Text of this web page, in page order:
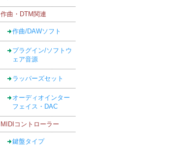
作曲・DTM関連
作曲/DAWソフト
プラグイン/ソフトウ
ェア音源
ラッパーズセット
オーディオインター
フェイス・DAC
MIDIコントローラー
鍵盤タイプ